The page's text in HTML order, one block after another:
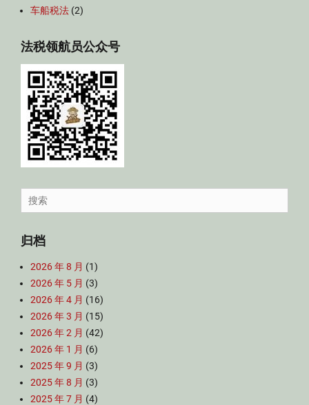
车船税法 (2)
法税领航员公众号
Search
for:
归档
2026 年 8 月 (1)
2026 年 5 月 (3)
2026 年 4 月 (16)
2026 年 3 月 (15)
2026 年 2 月 (42)
2026 年 1 月 (6)
2025 年 9 月 (3)
2025 年 8 月 (3)
2025 年 7 月 (4)